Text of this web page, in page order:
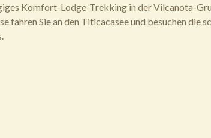
Komfort-Lodge-Trekking in der Vilcanota-
fahren Sie an den Titicacasee und besuchen die